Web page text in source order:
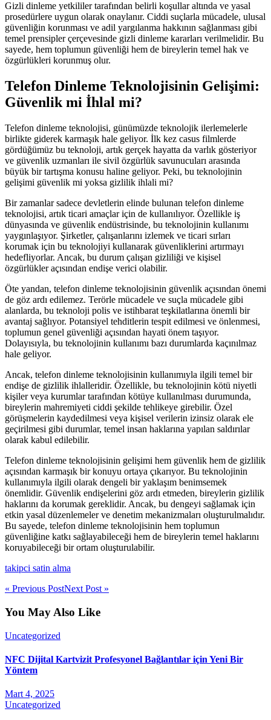
Gizli dinleme yetkililer tarafından belirli koşullar altında ve yasal
prosedürlere uygun olarak onaylanır. Ciddi suçlarla mücadele, ulusal
güvenliğin korunması ve adil yargılanma hakkının sağlanması gibi
temel prensipler çerçevesinde gizli dinleme kararları verilmelidir. Bu
sayede, hem toplumun güvenliği hem de bireylerin temel hak ve
özgürlükleri korunmuş olur.
Telefon Dinleme Teknolojisinin Gelişimi:
Güvenlik mi İhlal mi?
Telefon dinleme teknolojisi, günümüzde teknolojik ilerlemelerle
birlikte giderek karmaşık hale geliyor. İlk kez casus filmlerde
gördüğümüz bu teknoloji, artık gerçek hayatta da varlık gösteriyor
ve güvenlik uzmanları ile sivil özgürlük savunucuları arasında
büyük bir tartışma konusu haline geliyor. Peki, bu teknolojinin
gelişimi güvenlik mi yoksa gizlilik ihlali mi?
Bir zamanlar sadece devletlerin elinde bulunan telefon dinleme
teknolojisi, artık ticari amaçlar için de kullanılıyor. Özellikle iş
dünyasında ve güvenlik endüstrisinde, bu teknolojinin kullanımı
yaygınlaşıyor. Şirketler, çalışanlarını izlemek ve ticari sırları
korumak için bu teknolojiyi kullanarak güvenliklerini artırmayı
hedefliyorlar. Ancak, bu durum çalışan gizliliği ve kişisel
özgürlükler açısından endişe verici olabilir.
Öte yandan, telefon dinleme teknolojisinin güvenlik açısından önemi
de göz ardı edilemez. Terörle mücadele ve suçla mücadele gibi
alanlarda, bu teknoloji polis ve istihbarat teşkilatlarına önemli bir
avantaj sağlıyor. Potansiyel tehditlerin tespit edilmesi ve önlenmesi,
toplumun genel güvenliği açısından hayati önem taşıyor.
Dolayısıyla, bu teknolojinin kullanımı bazı durumlarda kaçınılmaz
hale geliyor.
Ancak, telefon dinleme teknolojisinin kullanımıyla ilgili temel bir
endişe de gizlilik ihlalleridir. Özellikle, bu teknolojinin kötü niyetli
kişiler veya kurumlar tarafından kötüye kullanılması durumunda,
bireylerin mahremiyeti ciddi şekilde tehlikeye girebilir. Özel
görüşmelerin kaydedilmesi veya kişisel verilerin izinsiz olarak ele
geçirilmesi gibi durumlar, temel insan haklarına yapılan saldırılar
olarak kabul edilebilir.
Telefon dinleme teknolojisinin gelişimi hem güvenlik hem de gizlilik
açısından karmaşık bir konuyu ortaya çıkarıyor. Bu teknolojinin
kullanımıyla ilgili olarak dengeli bir yaklaşım benimsemek
önemlidir. Güvenlik endişelerini göz ardı etmeden, bireylerin gizlilik
haklarını da korumak gereklidir. Ancak, bu dengeyi sağlamak için
etkin yasal düzenlemeler ve denetim mekanizmaları oluşturulmalıdır.
Bu sayede, telefon dinleme teknolojisinin hem toplumun
güvenliğine katkı sağlayabileceği hem de bireylerin temel haklarını
koruyabileceği bir ortam oluşturulabilir.
takipci satin alma
« Previous PostNext Post »
You May Also Like
Uncategorized
NFC Dijital Kartvizit Profesyonel Bağlantılar için Yeni Bir
Yöntem
Mart 4, 2025
Uncategorized